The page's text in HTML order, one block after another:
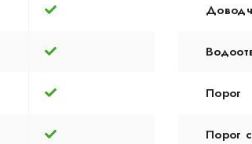
Порог
Порог